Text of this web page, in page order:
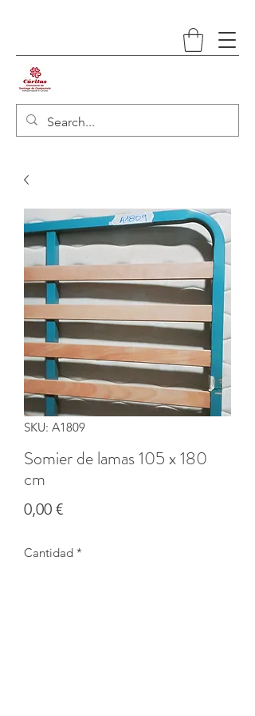
SKU: A1809
Somier de lamas 105 x 180
cm
0,00 €Precio
Cantidad *